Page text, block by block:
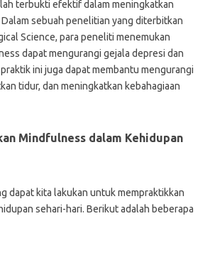
terbukti efektif dalam meningkatkan
sebuah penelitian yang diterbitkan
Science, para peneliti menemukan
dapat mengurangi gejala depresi dan
ini juga dapat membantu mengurangi
tidur, dan meningkatkan kebahagiaan
Mindfulness dalam Kehidupan
dapat kita lakukan untuk mempraktikkan
sehari-hari. Berikut adalah beberapa